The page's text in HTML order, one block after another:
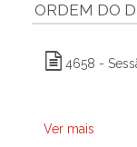
ORDEM DO
4658 -
Ver mais